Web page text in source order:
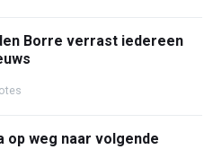
Borre verrast iedereen
op weg naar volgende